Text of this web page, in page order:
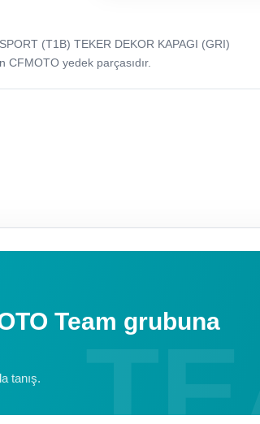
(T1B) TEKER DEKOR KAPAGI (GRI)
yedek parçasıdır.
Team grubuna
tanış.